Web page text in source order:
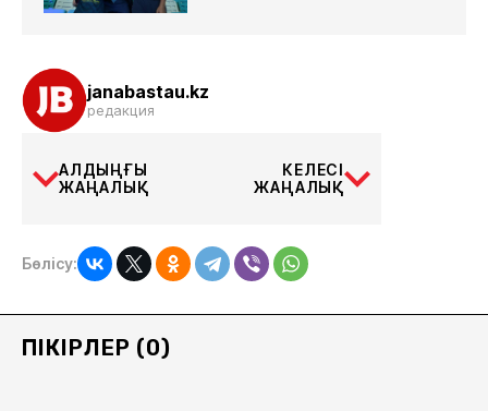
janabastau.kz
редакция
АЛДЫҢҒЫ
ЖАҢАЛЫҚ
КЕЛЕСІ
ЖАҢАЛЫҚ
Бөлісу:
ПІКІРЛЕР (0)